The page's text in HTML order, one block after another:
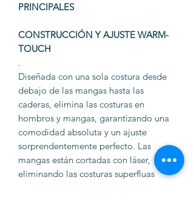
PRINCIPALES
CONSTRUCCIÓN Y AJUSTE WARM-
TOUCH
.
Diseñada con una sola costura desde
debajo de las mangas hasta las
caderas, elimina las costuras en
hombros y mangas, garantizando una
comodidad absoluta y un ajuste
sorprendentemente perfecto. Las
mangas están cortadas con láser,
eliminando las costuras superfluas